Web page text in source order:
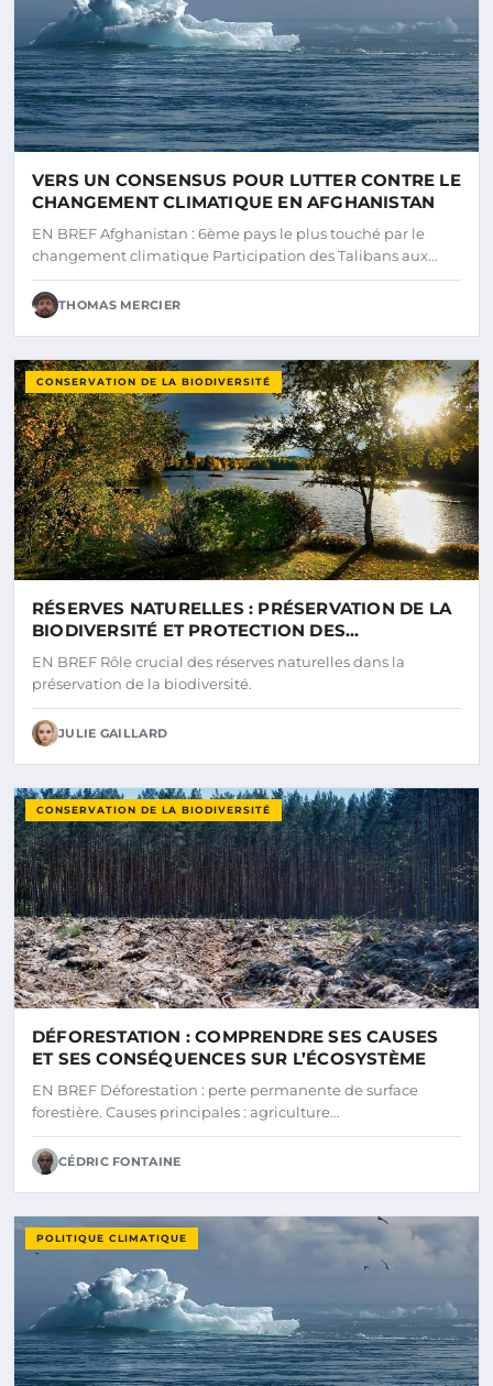
VERS UN CONSENSUS POUR LUTTER CONTRE LE
CHANGEMENT CLIMATIQUE EN AFGHANISTAN
EN BREF Afghanistan : 6ème pays le plus touché par le
changement climatique Participation des Talibans aux…
THOMAS MERCIER
CONSERVATION DE LA BIODIVERSITÉ
RÉSERVES NATURELLES : PRÉSERVATION DE LA
BIODIVERSITÉ ET PROTECTION DES
ÉCOSYSTÈMES
EN BREF Rôle crucial des réserves naturelles dans la
préservation de la biodiversité.
JULIE GAILLARD
CONSERVATION DE LA BIODIVERSITÉ
DÉFORESTATION : COMPRENDRE SES CAUSES
ET SES CONSÉQUENCES SUR L’ÉCOSYSTÈME
EN BREF Déforestation : perte permanente de surface
forestière. Causes principales : agriculture…
CÉDRIC FONTAINE
POLITIQUE CLIMATIQUE